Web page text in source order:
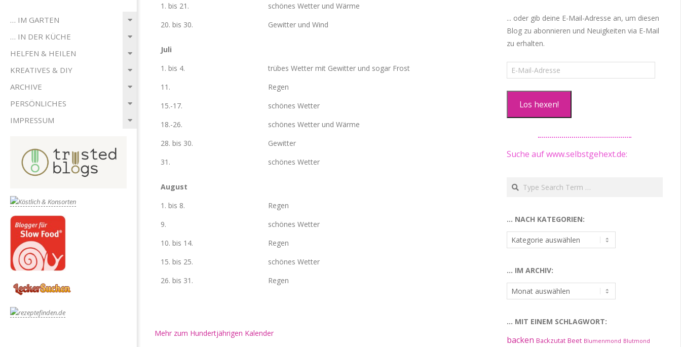
Primary
… IM GARTEN
… IN DER KÜCHE
HELFEN & HEILEN
KREATIVES & DIY
ARCHIVE
PERSÖNLICHES
IMPRESSUM
1. bis 21.
schönes Wetter und Wärme
20. bis 30.
Gewitter und Wind
Juli
1. bis 4.
trübes Wetter mit Gewitter und sogar Frost
11.
Regen
15.-17.
schönes Wetter
18.-26.
schönes Wetter und Wärme
28. bis 30.
Gewitter
31.
schönes Wetter
August
1. bis 8.
Regen
9.
schönes Wetter
10. bis 14.
Regen
15. bis 25.
schönes Wetter
26. bis 31.
Regen
Mehr zum Hundertjährigen Kalender
... oder gib deine E-Mail-Adresse an, um diesen
Blog zu abonnieren und Neuigkeiten via E-Mail
zu erhalten.
E-
Mail-
Los hexen!
Suche auf www.selbstgehext.de:
Search
… NACH KATEGORIEN:
…
nach
… IM ARCHIV:
…
im
… MIT EINEM SCHLAGWORT:
backen Backzutat Beet Blumenmond Blutmond